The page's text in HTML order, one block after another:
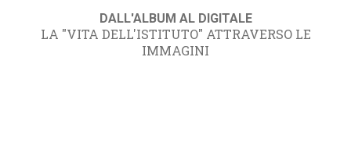
DALL'ALBUM AL DIGITALE
LA "VITA DELL'ISTITUTO" ATTRAVERSO LE
IMMAGINI